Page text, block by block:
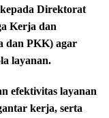
Direktorat
Kerja dan
dan PKK) agar
layanan.
efektivitas layanan
kerja, serta